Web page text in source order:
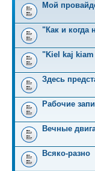
Мой
"Как и когда
"Kiel kaj
Здесь
Рабочие
Вечные
Всяко-разно